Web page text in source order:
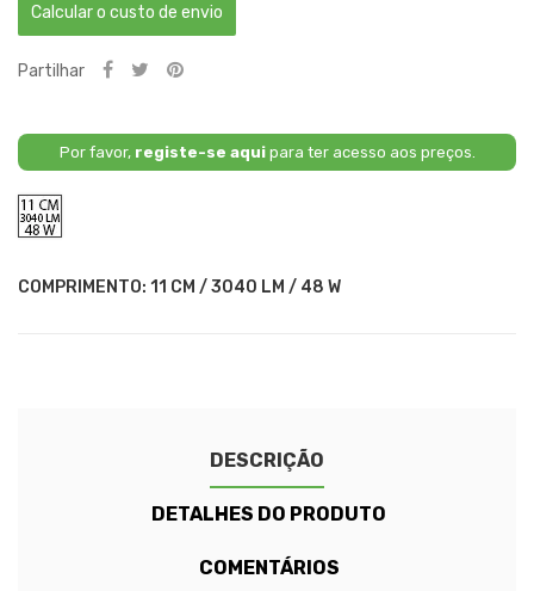
Calcular o custo de envio
Partilhar
Por favor, registe-se aquipara ter acesso aos preços.
COMPRIMENTO: 11 CM / 3040 LM / 48 W
LM
DESCRIÇÃO
DETALHES DO PRODUTO
COMENTÁRIOS